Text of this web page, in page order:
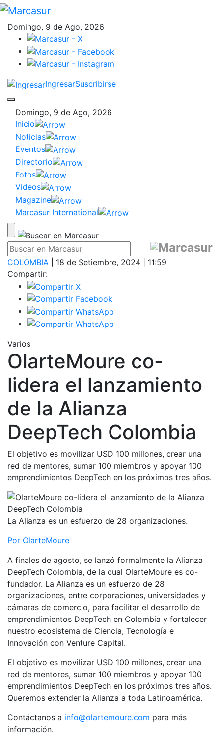
Domingo, 9 de Ago, 2026
IngresarSuscribirse
Domingo, 9 de Ago, 2026
Inicio
Noticias
Eventos
Directorio
Fotos
Videos
Magazine
Marcasur International
COLOMBIA | 18 de Setiembre, 2024 | 11:59
Compartir:
Varios
OlarteMoure co-
lidera el lanzamiento
de la Alianza
DeepTech Colombia
El objetivo es movilizar USD 100 millones, crear una
red de mentores, sumar 100 miembros y apoyar 100
emprendimientos DeepTech en los próximos tres años.
La Alianza es un esfuerzo de 28 organizaciones.
Por OlarteMoure
A finales de agosto, se lanzó formalmente la Alianza
DeepTech Colombia, de la cual OlarteMoure es co-
fundador. La Alianza es un esfuerzo de 28
organizaciones, entre corporaciones, universidades y
cámaras de comercio, para facilitar el desarrollo de
emprendimientos DeepTech en Colombia y fortalecer
nuestro ecosistema de Ciencia, Tecnología e
Innovación con Venture Capital.
El objetivo es movilizar USD 100 millones, crear una
red de mentores, sumar 100 miembros y apoyar 100
emprendimientos DeepTech en los próximos tres años.
Queremos extender la Alianza a toda Latinoamérica.
Contáctanos a info@olartemoure.com para más
información.